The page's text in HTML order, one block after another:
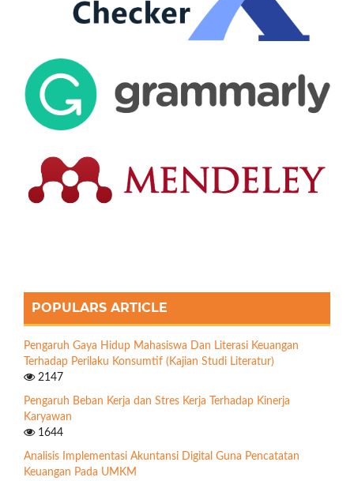
POPULARS ARTICLE
Pengaruh Gaya Hidup Mahasiswa Dan Literasi Keuangan
Terhadap Perilaku Konsumtif (Kajian Studi Literatur)
2147
Pengaruh Beban Kerja dan Stres Kerja Terhadap Kinerja
Karyawan
1644
Analisis Implementasi Akuntansi Digital Guna Pencatatan
Keuangan Pada UMKM